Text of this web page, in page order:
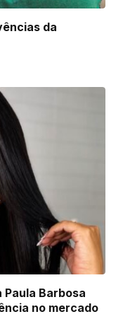
da
Barbosa
no mercado